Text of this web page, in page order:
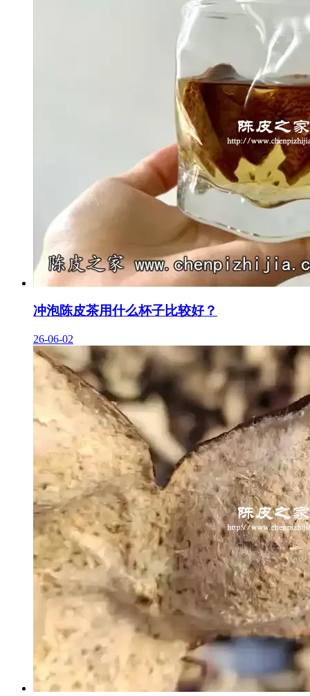
冲泡陈皮茶用什么杯子比较好？
26-06-02